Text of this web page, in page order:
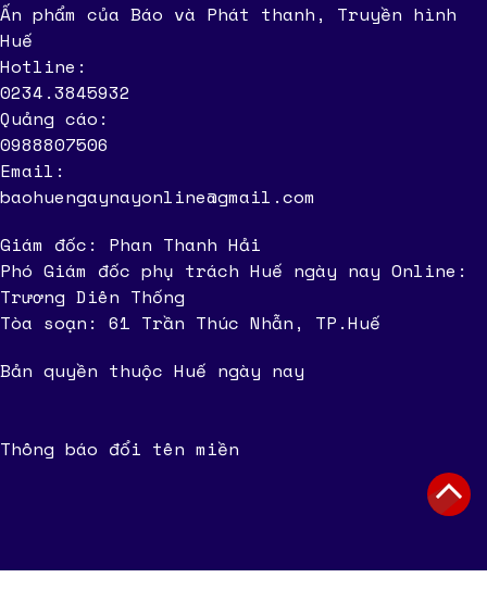
Ấn phẩm của Báo và Phát thanh, Truyền hình
Huế
Hotline:
0234.3845932
Quảng cáo:
0988807506
Email:
baohuengaynayonline@gmail.com
Giám đốc: Phan Thanh Hải
Phó Giám đốc phụ trách Huế ngày nay Online:
Trương Diên Thống
Tòa soạn: 61 Trần Thúc Nhẫn, TP.Huế
Bản quyền thuộc Huế ngày nay
Thông báo đổi tên miền